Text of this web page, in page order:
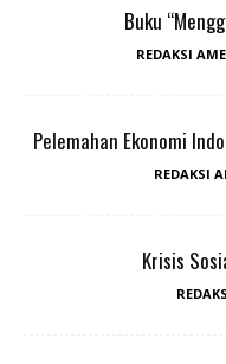
Buku
REDAKSI
Pelemahan Ekonomi
REDAKSI
Krisis